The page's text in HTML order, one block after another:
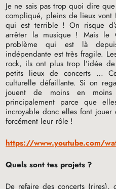
Je ne sais pas trop quoi dire
compliqué, pleins de lieux vont
qui est terrible ! On risque
arrêter la musique ! Mais le
problème qui est là
indépendante est très fragile.
rock, ils ont plus trop l’idée
petits lieux de concerts …
culturelle défaillante. Si on
jouent de moins en
principalement parce que
incroyable donc elles font jouer
forcément leur rôle !
https://www.youtube.com/
Quels sont tes projets ?
De refaire des concerts